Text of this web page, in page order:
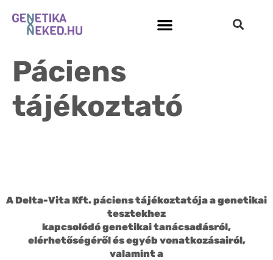
Páciens
tájékoztató
A Delta-Vita Kft. páciens tájékoztatója a genetikai
tesztekhez
kapcsolódó genetikai tanácsadásról,
elérhetőségéről és egyéb vonatkozásairól,
valamint a